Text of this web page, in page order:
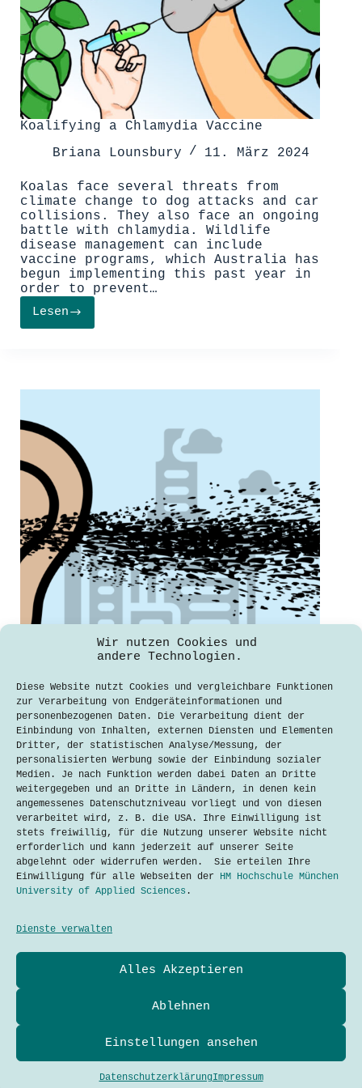
Wir nutzen Cookies und
andere Technologien.
Diese Website nutzt Cookies und vergleichbare Funktionen
zur Verarbeitung von Endgeräteinformationen und
personenbezogenen Daten. Die Verarbeitung dient der
Einbindung von Inhalten, externen Diensten und Elementen
Dritter, der statistischen Analyse/Messung, der
personalisierten Werbung sowie der Einbindung sozialer
Medien. Je nach Funktion werden dabei Daten an Dritte
weitergegeben und an Dritte in Ländern, in denen kein
angemessenes Datenschutzniveau vorliegt und von diesen
verarbeitet wird, z. B. die USA. Ihre Einwilligung ist
stets freiwillig, für die Nutzung unserer Website nicht
erforderlich und kann jederzeit auf unserer Seite
abgelehnt oder widerrufen werden. Sie erteilen Ihre
Einwilligung für alle Webseiten der HM Hochschule München
University of Applied Sciences .
Dienste verwalten
Alles Akzeptieren
Ablehnen
Einstellungen ansehen
DatenschutzerklärungImpressum
Koalifying a Chlamydia Vaccine
Briana Lounsbury
11. März 2024
Koalas face several threats from
climate change to dog attacks and car
collisions. They also face an ongoing
battle with chlamydia. Wildlife
disease management can include
vaccine programs, which Australia has
begun implementing this past year in
order to prevent…
LesenKoalifying
a
An Unspoken Source of Pollution
Luke Kornbau
29. April 2021
In our world today we are surrounded
by noise everywhere we go. Much of
our urban areas are packed with the
sounds of automobile horns blaring,
airplanes flying above, construction,
and more. This all is considered
noise pollution, or the…
Lesen
An
Unspoken
Pollution
Datenschutzerklärung
Impressum
Cookies
und Technologie-Kommunikation der Hochschule München
University of Applied Sciences.
Hochschule München
Dachauer Str. 100a
Copyright © 2026 - WordPress Theme